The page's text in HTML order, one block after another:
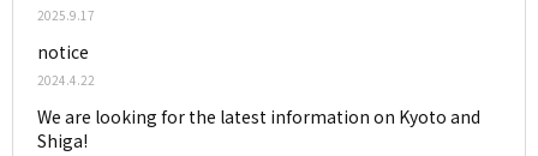
2025.9.17
notice
2024.4.22
We are looking for the latest information on Kyoto and
Shiga!